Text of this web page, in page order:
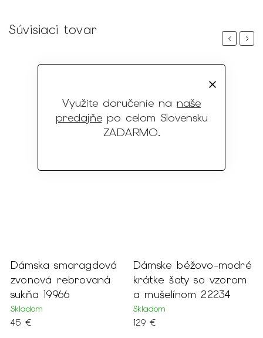
Využite doručenie na naše
predajňepo celom Slovensku
ZADARMO.
Súvisiaci tovar
Previous
Dámska smaragdová
zvonová rebrovaná
sukňa 19966
Skladom
45 €
Dámske béžovo-modré
krátke šaty so vzorom
a mušelínom 22234
Skladom
129 €
Next